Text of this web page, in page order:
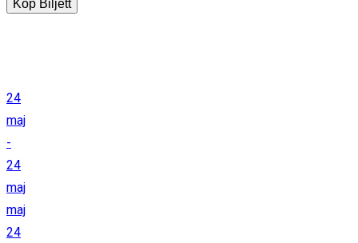
Köp Biljett
24
maj
-
24
maj
maj
24